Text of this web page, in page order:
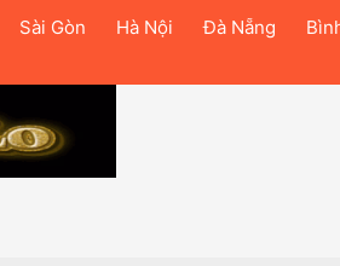
Sài Gòn Hà Nội Đà Nẵng